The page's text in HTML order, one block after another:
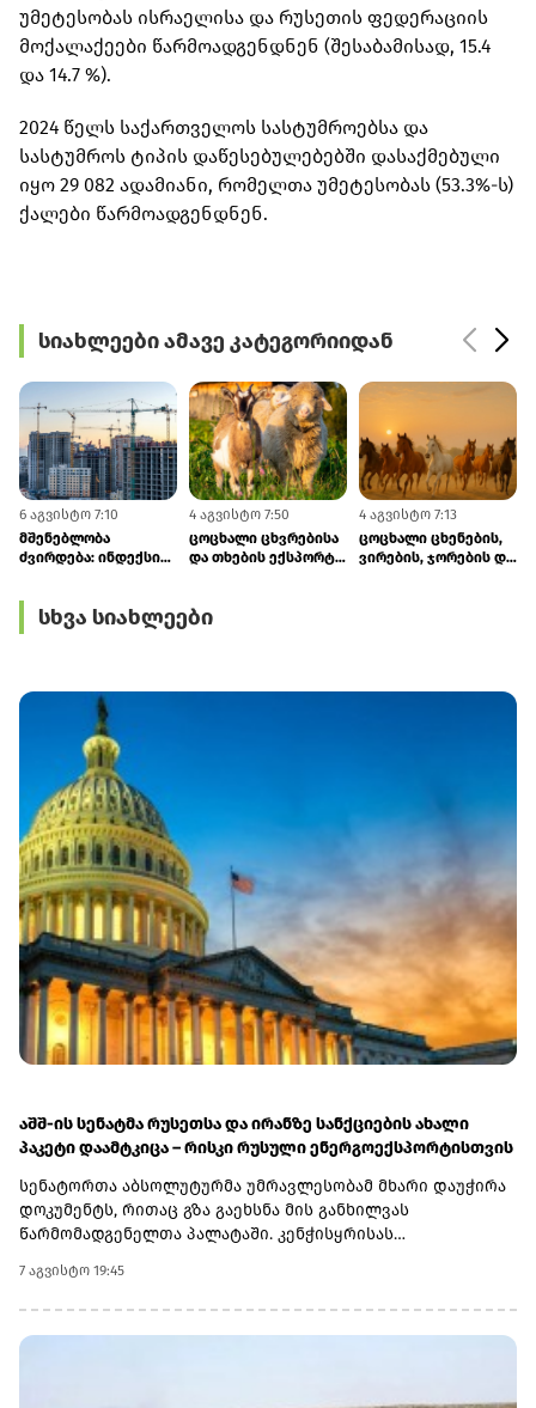
უმეტესობას ისრაელისა და რუსეთის ფედერაციის
მოქალაქეები წარმოადგენდნენ (შესაბამისად, 15.4
და 14.7 %).
2024 წელს საქართველოს სასტუმროებსა და
სასტუმროს ტიპის დაწესებულებებში დასაქმებული
იყო 29 082 ადამიანი, რომელთა უმეტესობას (53.3%-ს)
ქალები წარმოადგენდნენ.
სიახლეები ამავე კატეგორიიდან
6 აგვისტო 7:10
მშენებლობა
ძვირდება: ინდექსის
ხარჯების მატებამ
განაპირობა
4 აგვისტო 7:50
ცოცხალი ცხვრებისა
და თხების ექსპორტი
4 აგვისტო 7:13
ცოცხალი ცხენების,
ვირების, ჯორების და
სხვა სიახლეები
აშშ-ის სენატმა რუსეთსა და ირანზე სანქციების ახალი
პაკეტი დაამტკიცა – რისკი რუსული ენერგოექსპორტისთვის
სენატორთა აბსოლუტურმა უმრავლესობამ მხარი დაუჭირა
დოკუმენტს, რითაც გზა გაეხსნა მის განხილვას
წარმომადგენელთა პალატაში. კენჭისყრისას
წინააღმდეგ კანონპროექტზე, სახელწოდებით „ლინდსი ო.
გრემის 2026 წლის სანქციების აქტი რუსეთისა და ირანის
აშშ-ის პრეზიდენტმა დონალდ ტრამპმა უნდა მოაწეროს
7 აგვისტო 19:45